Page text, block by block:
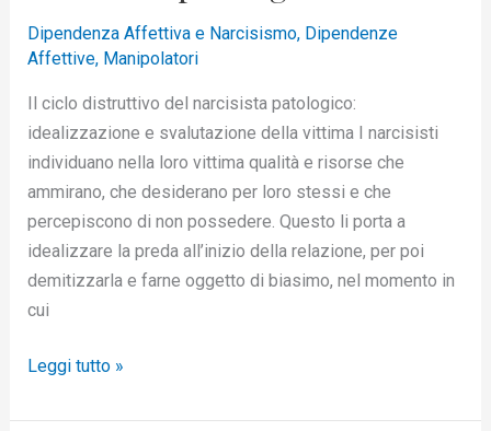
Dipendenza Affettiva e Narcisismo, Dipendenze
Affettive, Manipolatori
Il ciclo distruttivo del narcisista patologico:
idealizzazione e svalutazione della vittima I narcisisti
individuano nella loro vittima qualità e risorse che
ammirano, che desiderano per loro stessi e che
percepiscono di non possedere. Questo li porta a
idealizzare la preda all’inizio della relazione, per poi
demitizzarla e farne oggetto di biasimo, nel momento in
cui
Leggi tutto »